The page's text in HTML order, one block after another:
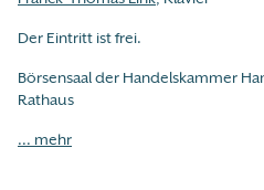
Der Eintritt ist frei.
Börsensaal der Handelskammer
Rathaus
... mehr